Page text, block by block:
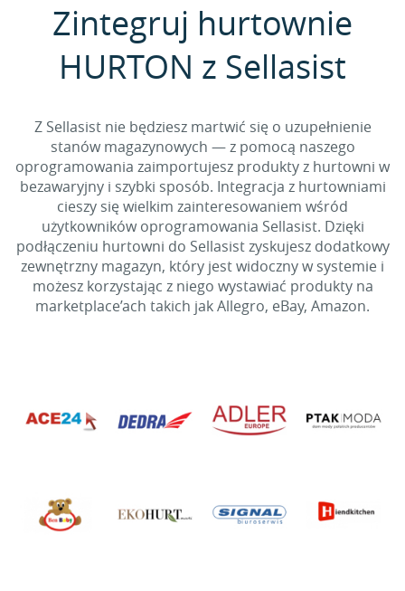
Zintegruj hurtownie
HURTON z Sellasist
Z Sellasist nie będziesz martwić się o uzupełnienie
stanów magazynowych — z pomocą naszego
oprogramowania zaimportujesz produkty z hurtowni w
bezawaryjny i szybki sposób. Integracja z hurtowniami
cieszy się wielkim zainteresowaniem wśród
użytkowników oprogramowania Sellasist. Dzięki
podłączeniu hurtowni do Sellasist zyskujesz dodatkowy
zewnętrzny magazyn, który jest widoczny w systemie i
możesz korzystając z niego wystawiać produkty na
marketplace’ach takich jak Allegro, eBay, Amazon.